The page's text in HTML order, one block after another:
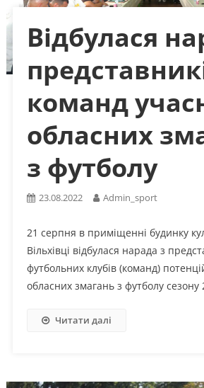
Відбулася
команд
обласних
з футболу
23.08.2022 Admin_sport
21 серпня в приміщенні будинку
Вільхівці відбулася нарада з
футбольних клубів (команд)
обласних змагань з футболу сезону
Читати далі